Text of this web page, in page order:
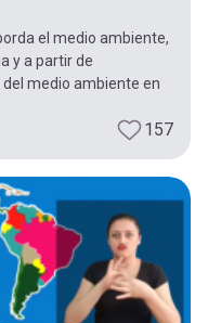
el medio ambiente,
y a partir de
medio ambiente en
157